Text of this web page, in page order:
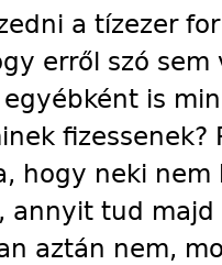
a tízezer
erről szó
is
fizessenek?
hogy neki
annyit tud
aztán nem,